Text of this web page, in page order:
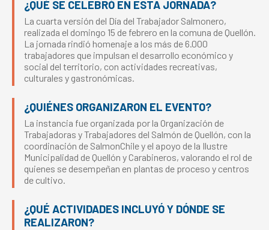
¿QUÉ SE CELEBRÓ EN ESTA JORNADA?
La cuarta versión del Día del Trabajador Salmonero,
realizada el domingo 15 de febrero en la comuna de Quellón.
La jornada rindió homenaje a los más de 6.000
trabajadores que impulsan el desarrollo económico y
social del territorio, con actividades recreativas,
culturales y gastronómicas.
¿QUIÉNES ORGANIZARON EL EVENTO?
La instancia fue organizada por la Organización de
Trabajadoras y Trabajadores del Salmón de Quellón, con la
coordinación de SalmonChile y el apoyo de la Ilustre
Municipalidad de Quellón y Carabineros, valorando el rol de
quienes se desempeñan en plantas de proceso y centros
de cultivo.
¿QUÉ ACTIVIDADES INCLUYÓ Y DÓNDE SE
REALIZARON?